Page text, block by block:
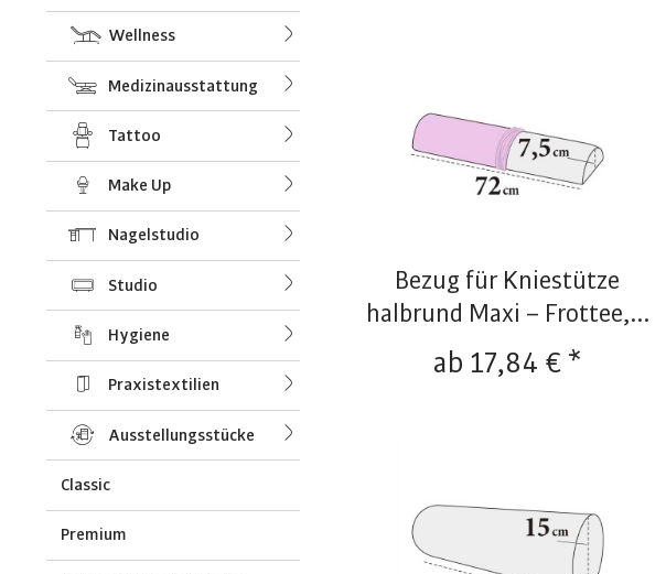
Wellness
Medizinausstattung
Tattoo
Make Up
Nagelstudio
Studio
Hygiene
Praxistextilien
Ausstellungsstücke
Classic
Premium
Bezug für Kniestütze
halbrund Maxi – Frottee,...
ab 17,84 € *